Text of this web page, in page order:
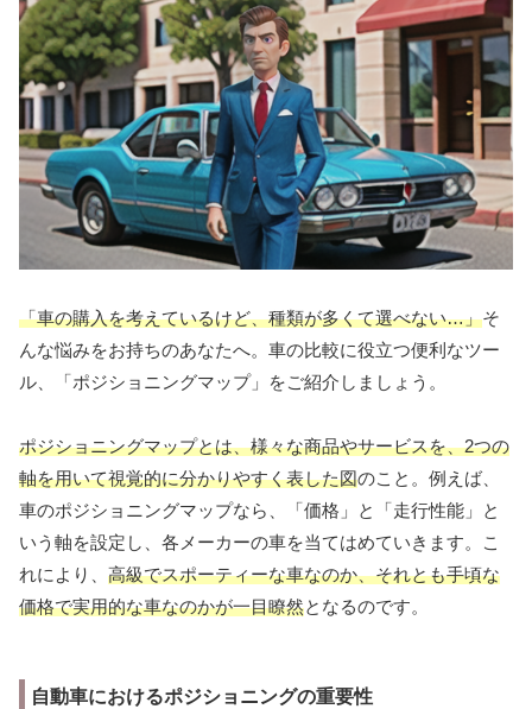
「車の購入を考えているけど、種類が多くて選べない…」そ
んな悩みをお持ちのあなたへ。車の比較に役立つ便利なツー
ル、「ポジショニングマップ」をご紹介しましょう。
ポジショニングマップとは、様々な商品やサービスを、2つの
軸を用いて視覚的に分かりやすく表した図のこと。例えば、
車のポジショニングマップなら、「価格」と「走行性能」と
いう軸を設定し、各メーカーの車を当てはめていきます。こ
れにより、 高級でスポーティーな車なのか、それとも手頃な
価格で実用的な車なのかが一目瞭然となるのです。
自動車におけるポジショニングの重要性